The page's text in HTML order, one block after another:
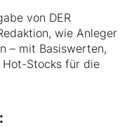
von DER
wie Anleger
– mit Basiswerten,
Hot-Stocks für die